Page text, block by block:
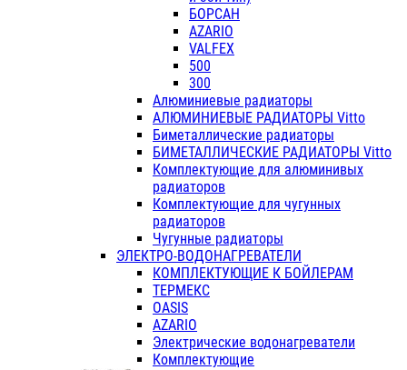
БОРСАН
AZARIO
VALFEX
500
300
Алюминиевые радиаторы
АЛЮМИНИЕВЫЕ РАДИАТОРЫ Vitto
Биметаллические радиаторы
БИМЕТАЛЛИЧЕСКИЕ РАДИАТОРЫ Vitto
Комплектующие для алюминивых
радиаторов
Комплектующие для чугунных
радиаторов
Чугунные радиаторы
ЭЛЕКТРО-ВОДОНАГРЕВАТЕЛИ
КОМПЛЕКТУЮЩИЕ К БОЙЛЕРАМ
ТЕРМЕКС
OASIS
AZARIO
Электрические водонагреватели
Комплектующие